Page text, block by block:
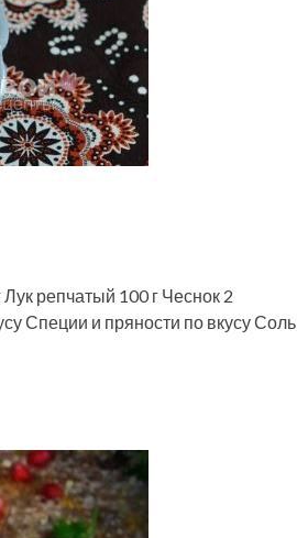
репчатый 100 г Чеснок 2
Специи и пряности по вкусу Соль